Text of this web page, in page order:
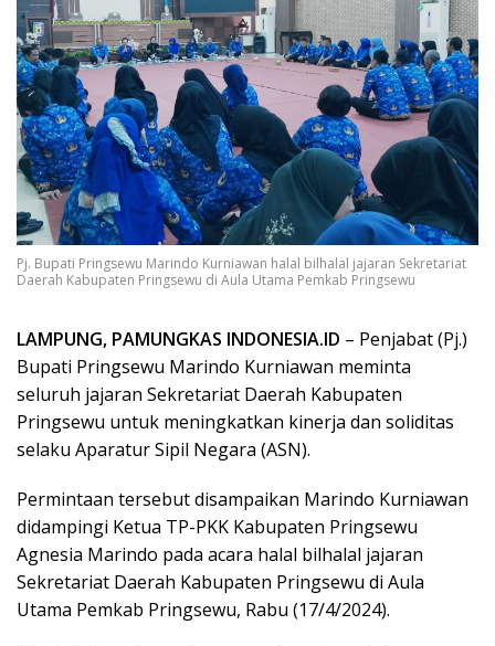
Pj. Bupati Pringsewu Marindo Kurniawan halal bilhalal jajaran Sekretariat
Daerah Kabupaten Pringsewu di Aula Utama Pemkab Pringsewu
LAMPUNG, PAMUNGKAS INDONESIA.ID – Penjabat (Pj.)
Bupati Pringsewu Marindo Kurniawan meminta
seluruh jajaran Sekretariat Daerah Kabupaten
Pringsewu untuk meningkatkan kinerja dan soliditas
selaku Aparatur Sipil Negara (ASN).
Permintaan tersebut disampaikan Marindo Kurniawan
didampingi Ketua TP-PKK Kabupaten Pringsewu
Agnesia Marindo pada acara halal bilhalal jajaran
Sekretariat Daerah Kabupaten Pringsewu di Aula
Utama Pemkab Pringsewu, Rabu (17/4/2024).